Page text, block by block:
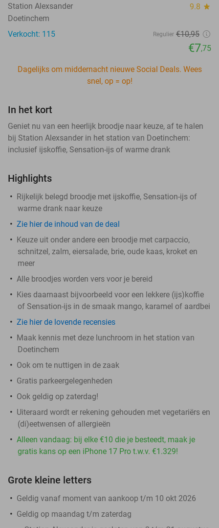
Station Alexsander 9.8 star
Doetinchem
Verkocht: 115
Regulier €10,95
€7,75
Dagelijks om middernacht nieuwe Social Deals. Wees
snel, op = op!
In het kort
Geniet nu van een heerlijk broodje naar keuze, af te halen
bij Station Alexsander in het station van Doetinchem:
inclusief ijskoffie, Sensation-ijs of warme drank
Highlights
Rijkelijk belegd broodje met ijskoffie, Sensation-ijs of
warme drank naar keuze
Zie hier de inhoud van de deal
Keuze uit onder andere een broodje met carpaccio,
schnitzel, zalm, eiersalade, brie, oude kaas, kroket en
meer
Alle broodjes worden vers voor je bereid
Kies daarnaast bijvoorbeeld voor een lekkere (ijs)koffie
of Sensation-ijs in de smaak mango, karamel of aardbei
Zie hier de lovende recensies
Maak kennis met deze lunchroom in het station van
Doetinchem
Ook om te nuttigen in de zaak
Gratis parkeergelegenheden
Ook geldig op zaterdag!
Uiteraard wordt er rekening gehouden met vegetariërs en
(di)eetwensen of allergieën
Alleen vandaag: bij elke €10 die je besteedt, maak je
gratis kans op een iPhone 17 Pro t.w.v. €1.329!
Grote kleine letters
Geldig vanaf moment van aankoop t/m 10 okt 2026
Geldig op maandag t/m zaterdag